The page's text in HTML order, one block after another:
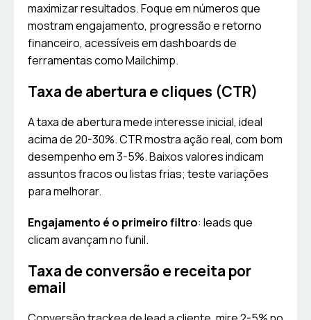
maximizar resultados. Foque em números que
mostram engajamento, progressão e retorno
financeiro, acessíveis em dashboards de
ferramentas como Mailchimp.
Taxa de abertura e cliques (CTR)
A taxa de abertura mede interesse inicial, ideal
acima de 20-30%. CTR mostra ação real, com bom
desempenho em 3-5%. Baixos valores indicam
assuntos fracos ou listas frias; teste variações
para melhorar.
Engajamento é o primeiro filtro: leads que
clicam avançam no funil.
Taxa de conversão e receita por
email